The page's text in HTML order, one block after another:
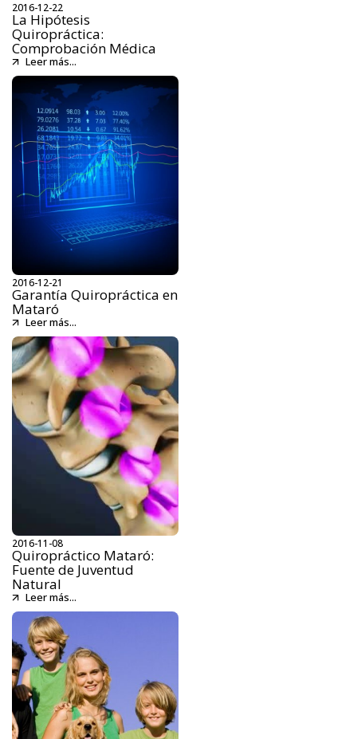
2016-12-22
La Hipótesis
Quiropráctica:
Comprobación Médica
Leer más...
2016-12-21
Garantía Quiropráctica en
Mataró
Leer más...
2016-11-08
Quiropráctico Mataró:
Fuente de Juventud
Natural
Leer más...